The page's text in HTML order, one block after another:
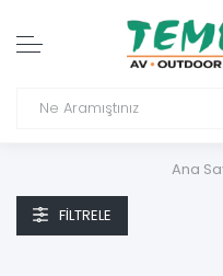
Ana
FILTRELE